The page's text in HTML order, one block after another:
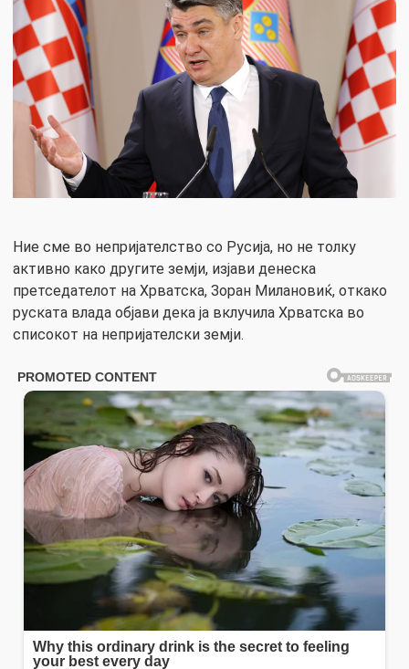
Ние сме во непријателство со Русија, но не толку
активно како другите земји, изјави денеска
претседателот на Хрватска, Зоран Милановиќ, откако
руската влада објави дека ја вклучила Хрватска во
списокот на непријателски земји.